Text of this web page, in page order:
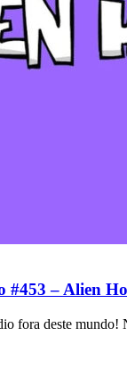
#453 – Alien
fora deste mundo!